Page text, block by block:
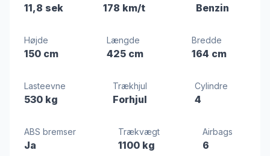
11,8 sek 178 km/t Benzin
Højde
150 cm
Længde
425 cm
Bredde
164 cm
Lasteevne
530 kg
Trækhjul
Forhjul
Cylindre
4
ABS bremser
Ja
Trækvægt
1100 kg
Airbags
6